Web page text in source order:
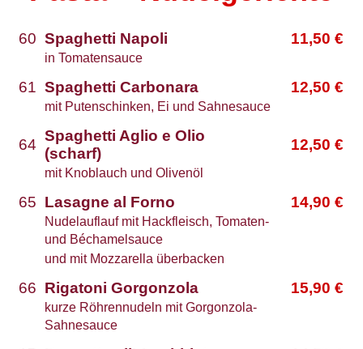
60 Spaghetti Napoli 11,50 €
in Tomatensauce
61 Spaghetti Carbonara 12,50 €
mit Putenschinken, Ei und Sahnesauce
64
Spaghetti Aglio e Olio
(scharf)
12,50 €
mit Knoblauch und Olivenöl
65 Lasagne al Forno 14,90 €
Nudelauflauf mit Hackfleisch, Tomaten-
und Béchamelsauce
und mit Mozzarella überbacken
66 Rigatoni Gorgonzola 15,90 €
kurze Röhrennudeln mit Gorgonzola-
Sahnesauce